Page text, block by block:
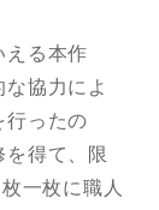
える本作
協力によ
行ったの
を得て、限
一枚に職人